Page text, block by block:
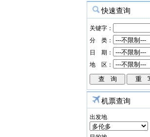
机票查询
出发地